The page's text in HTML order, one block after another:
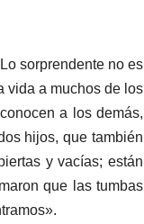
sorprendente no es
vida a muchos de los
a los demás,
hijos, que también
y vacías; están
que las tumbas